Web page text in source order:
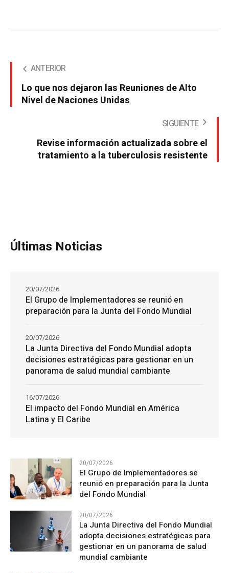
ANTERIOR
Lo que nos dejaron las Reuniones de Alto
Nivel de Naciones Unidas
SIGUIENTE
Revise información actualizada sobre el
tratamiento a la tuberculosis resistente
Últimas Noticias
El Grupo de Implementadores se reunió en
preparación para la Junta del Fondo Mundial
20/07/2026
La Junta Directiva del Fondo Mundial adopta
decisiones estratégicas para gestionar en un
panorama de salud mundial cambiante
20/07/2026
El impacto del Fondo Mundial en América
Latina y El Caribe
16/07/2026
20/07/2026
El Grupo de Implementadores se
reunió en preparación para la Junta
del Fondo Mundial
20/07/2026
La Junta Directiva del Fondo Mundial
adopta decisiones estratégicas para
gestionar en un panorama de salud
mundial cambiante